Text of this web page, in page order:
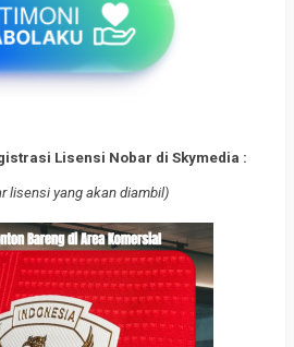
Lisensi Nobar di Skymedia :
lisensi yang akan diambil)